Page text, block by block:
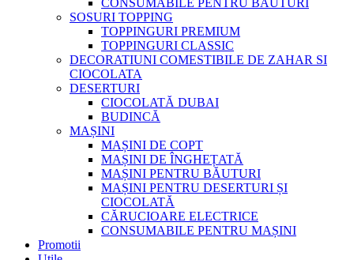
CONSUMABILE PENTRU BĂUTURI
SOSURI TOPPING
TOPPINGURI PREMIUM
TOPPINGURI CLASSIC
DECORATIUNI COMESTIBILE DE ZAHAR SI
CIOCOLATA
DESERTURI
CIOCOLATĂ DUBAI
BUDINCĂ
MAȘINI
MAȘINI DE COPT
MAȘINI DE ÎNGHEȚATĂ
MAȘINI PENTRU BĂUTURI
MAȘINI PENTRU DESERTURI ȘI
CIOCOLATĂ
CĂRUCIOARE ELECTRICE
CONSUMABILE PENTRU MAȘINI
Promotii